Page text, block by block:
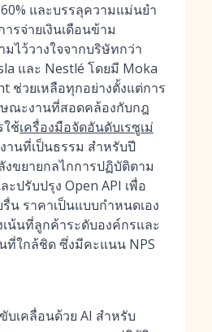
และบรรลุความแม่นยำ
รจ่ายเงินเดือนข้าม
ไว้วางใจจากบริษัทกว่า
และ Nestlé โดยมี Moka
ช่วยเหลือทุกอย่างตั้งแต่การ
ษณะงานที่สอดคล้องกับกฎ
ใช้เครื่องมือจัดอันดับเรซูเม่
านที่เป็นธรรม สำหรับปี
งขยายกลไกการปฏิบัติตาม
ะปรับปรุง Open API เพื่อ
น ราคาเป็นแบบกำหนดเอง
น้นที่ลูกค้าระดับองค์กรและ
ที่ใกล้ชิด ซึ่งมีคะแนน NPS
เคลื่อนด้วย AI สำหรับ